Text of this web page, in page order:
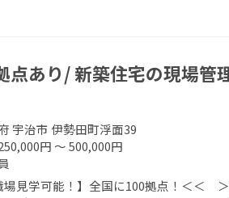
点あり/ 新築住宅の現場管
宇治市 伊勢田町浮面39
円 ～ 500,000円
場見学可能！】全国に100拠点！＜＜